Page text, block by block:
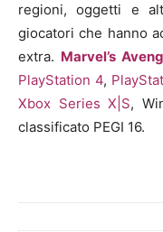
regioni, oggetti e
giocatori che hanno
extra. Marvel’s
PlayStation 4,
Xbox Series X|S,
classificato PEGI 16.